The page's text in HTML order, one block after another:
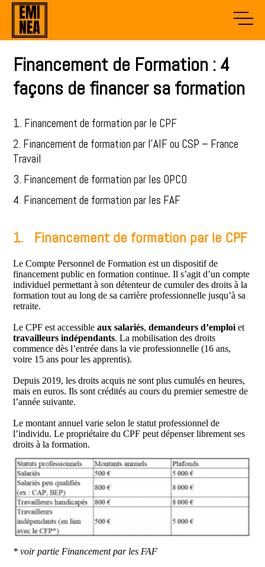
Financement de Formation : 4
façons de financer sa formation
1. Financement de formation par le CPF
2. Financement de formation par l’AIF ou CSP – France
Travail
3. Financement de formation par les OPCO
4. Financement de formation par les FAF
1. Financement de formation par le CPF
Le Compte Personnel de Formation est un dispositif de
financement public en formation continue. Il s’agit d’un compte
individuel permettant à son détenteur de cumuler des droits à la
formation tout au long de sa carrière professionnelle jusqu’à sa
retraite.
Le CPF est accessibleaux salariés,demandeurs d’emploi et
travailleurs indépendants. La mobilisation des droits
commence dès l’entrée dans la vie professionnelle (16 ans,
voire 15 ans pour les apprentis).
Depuis 2019, les droits acquis ne sont plus cumulés en heures,
mais en euros. Ils sont crédités au cours du premier semestre de
l’année suivante.
Le montant annuel varie selon le statut professionnel de
l’individu. Le propriétaire du CPF peut dépenser librement ses
droits à la formation.
* voir partie Financement par les FAF